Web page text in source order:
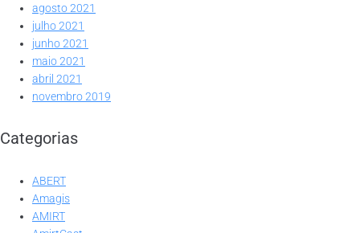
agosto 2021
julho 2021
junho 2021
maio 2021
abril 2021
novembro 2019
Categorias
ABERT
Amagis
AMIRT